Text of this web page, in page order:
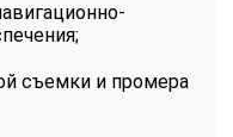
съемки и промера